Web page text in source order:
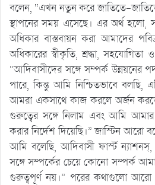
বলেন, “এখন নতুন করে জাতিতে-
স্থাপনের সময় এসেছে। এর অর্থ হলো,
অধিকার বাস্তবায়ন করা আমাদের
অধিকারের স্বীকৃতি, শ্রদ্ধা, সহযোগিতা
“আদিবাসীদের সঙ্গে সম্পর্ক উন্নয়নের
পারে, কিন্তু আমি নিশ্চিতভাবে বলছি,
আমরা একসাথে কাজ করলে অর্জন
গুরুত্বের সঙ্গে নিলাম এবং আমি
করার নির্দেশ দিয়েছি।” জাস্টিন আরো
আমি বলেছি, আদিবাসী ফার্স্ট
সঙ্গে সম্পর্কের চেয়ে কোনো সম্পর্ক
গুরুত্বপূর্ণ নয়।” পরের কথাগুলো আরো